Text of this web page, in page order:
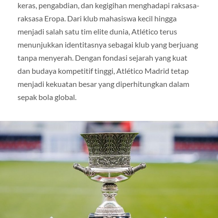
keras, pengabdian, dan kegigihan menghadapi raksasa-
raksasa Eropa. Dari klub mahasiswa kecil hingga
menjadi salah satu tim elite dunia, Atlético terus
menunjukkan identitasnya sebagai klub yang berjuang
tanpa menyerah. Dengan fondasi sejarah yang kuat
dan budaya kompetitif tinggi, Atlético Madrid tetap
menjadi kekuatan besar yang diperhitungkan dalam
sepak bola global.